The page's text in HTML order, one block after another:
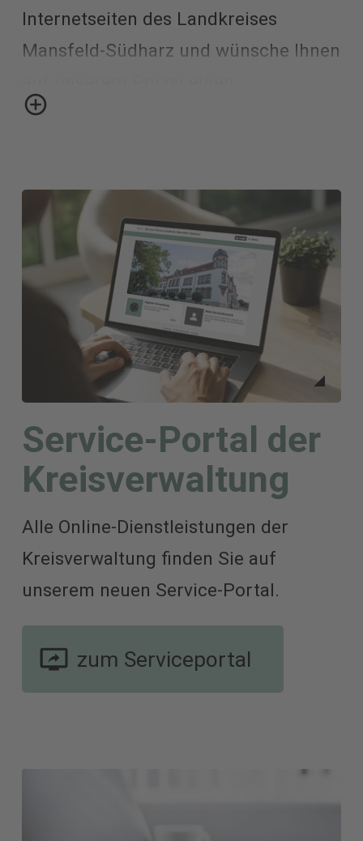
Internetseiten des Landkreises
Mansfeld-Südharz und wünsche Ihnen
interessanten virtuellen Aufenthalt!
Informationen aus dem Kreisgebiet?
Dann sind Sie hier genau richtig.
Zudem erhalten Sie Nachrichten aus
dem Kreistag und der Verwaltung
stets aktuell.
Mansfeld-Südharz - hier sind Sie
mittendrin!
Viel Spaß beim Klicken!
André Schröder
Service-Portal der
Kreisverwaltung
Alle Online-Dienstleistungen der
Kreisverwaltung finden Sie auf
unserem neuen Service-Portal.
zum Serviceportal